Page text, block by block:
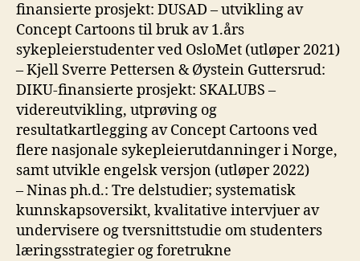
finansierte prosjekt: DUSAD – utvikling av
Concept Cartoons til bruk av 1.års
sykepleierstudenter ved OsloMet (utløper 2021)
– Kjell Sverre Pettersen & Øystein Guttersrud:
DIKU-finansierte prosjekt: SKALUBS –
videreutvikling, utprøving og
resultatkartlegging av Concept Cartoons ved
flere nasjonale sykepleierutdanninger i Norge,
samt utvikle engelsk versjon (utløper 2022)
– Ninas ph.d.: Tre delstudier; systematisk
kunnskapsoversikt, kvalitative intervjuer av
undervisere og tversnittstudie om studenters
læringsstrategier og foretrukne